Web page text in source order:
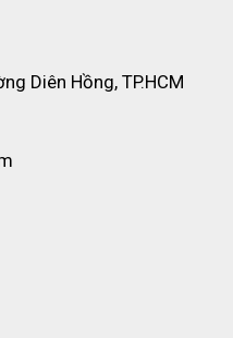
Diên Hồng, TP.HCM